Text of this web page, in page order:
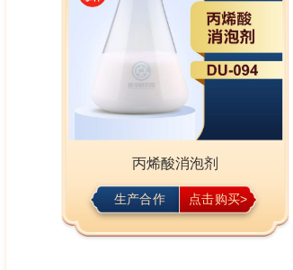
丙烯酸消泡剂
生产合作 点击购买>